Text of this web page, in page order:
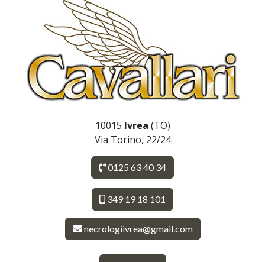
10015 Ivrea (TO)
Via Torino, 22/24
0125 63 40 34
349 19 18 101
necrologiivrea@gmail.com